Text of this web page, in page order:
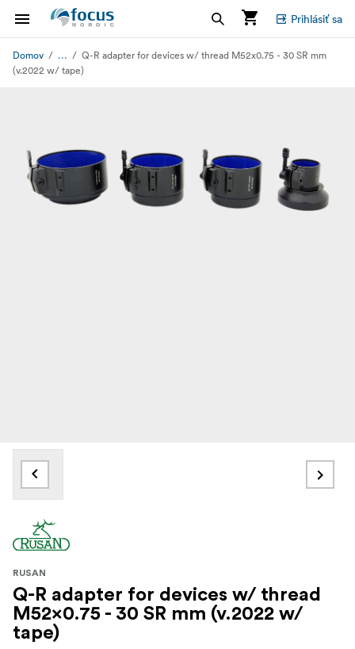
Prihlásiť sa
Domov ...
Q-R adapter for devices w/ thread M52x0.75 - 30 SR mm
(v.2022 w/ tape)
RUSAN
Q-R adapter for devices w/ thread
M52x0.75 - 30 SR mm (v.2022 w/
tape)